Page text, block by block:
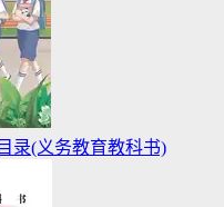
录(义务教育教科书)